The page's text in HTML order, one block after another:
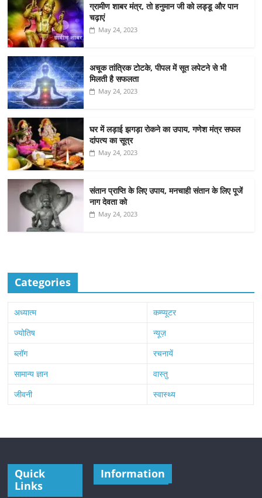
ग्रामीण शाबर मंत्र, तो हनुमान जी को लड्डू और पान
चढ़ाएं
May 24, 2023
अचूक तांत्रिक टोटके, पीपल में सूत लपेटने से भी
मिलती है सफलता
May 24, 2023
घर में लड़ाई झगड़ा रोकने का उपाय, गणेश मंत्र सफल
दांपत्य का सूत्र
May 24, 2023
संतान प्राप्ति के लिए उपाय, मनचाही संतान के लिए पूजें
नाग देवता को
May 24, 2023
Categories
अध्यात्म
कम्प्यूटर
ज्योतिष
न्यूज़
ब्लॉग
रचनायें
सामान्य ज्ञान
वास्तु
जीवनी
स्वास्थ्य
Quick
Links
Information